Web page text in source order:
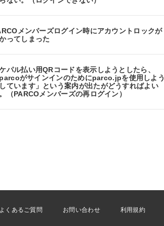
メンバーズログイン時にアカウントロックが
ってしまった
パル払い用QRコードを表示しようとしたら、
parcoがサインインのためにparco.jpを使用しよう
ています」という案内が出たがどうすればよい
（PARCOメンバーズの再ログイン）
よくあるご質問 お問い合わせ 利用規約